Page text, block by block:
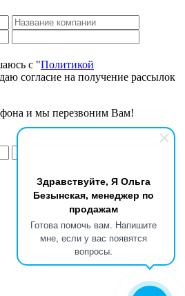
Здравствуйте, Я Ольга
Безынская, менеджер по
продажам
Готова помочь вам. Напишите
мне, если у вас появятся
вопросы.
с "Политикой
согласие на получение рассылок
и мы перезвоним Вам!